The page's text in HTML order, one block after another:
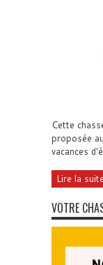
Cette
proposée
vacances
Lire la
VOTRE